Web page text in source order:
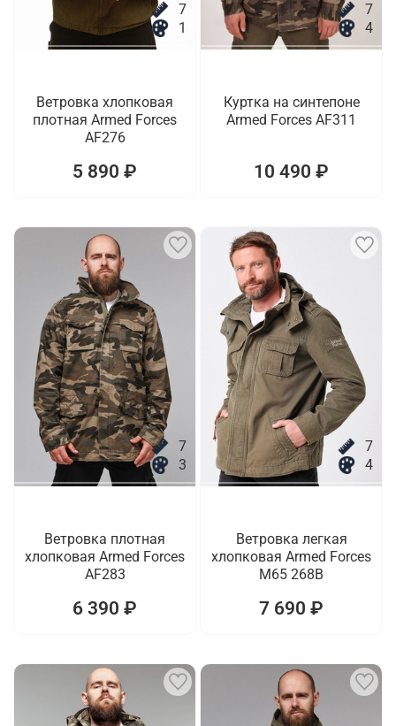
7
1
Ветровка хлопковая
плотная Armed Forces
AF276
5 890 ₽
7
4
Куртка на синтепоне
Armed Forces AF311
10 490 ₽
7
3
Ветровка плотная
хлопковая Armed Forces
AF283
6 390 ₽
7
4
Ветровка легкая
хлопковая Armed Forces
M65 268B
7 690 ₽